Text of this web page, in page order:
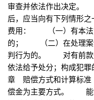
审查并依法作出决定
后，应当向有下列情形
费用： （一）有本法
的； （二）在处理案
判行为的。 对有前款
依法给予处分；构成犯
章 赔偿方式和计算标
偿金为主要方式。 能